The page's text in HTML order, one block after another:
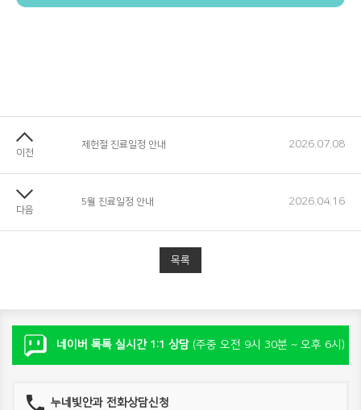
이전
제헌절 진료일정 안내 2026.07.08
다음
5월 진료일정 안내 2026.04.16
목록
네이버 톡톡 실시간 1:1 상담 (주중 오전 9시 30분 ~ 오후 6시)
누네빛안과 전화상담신청